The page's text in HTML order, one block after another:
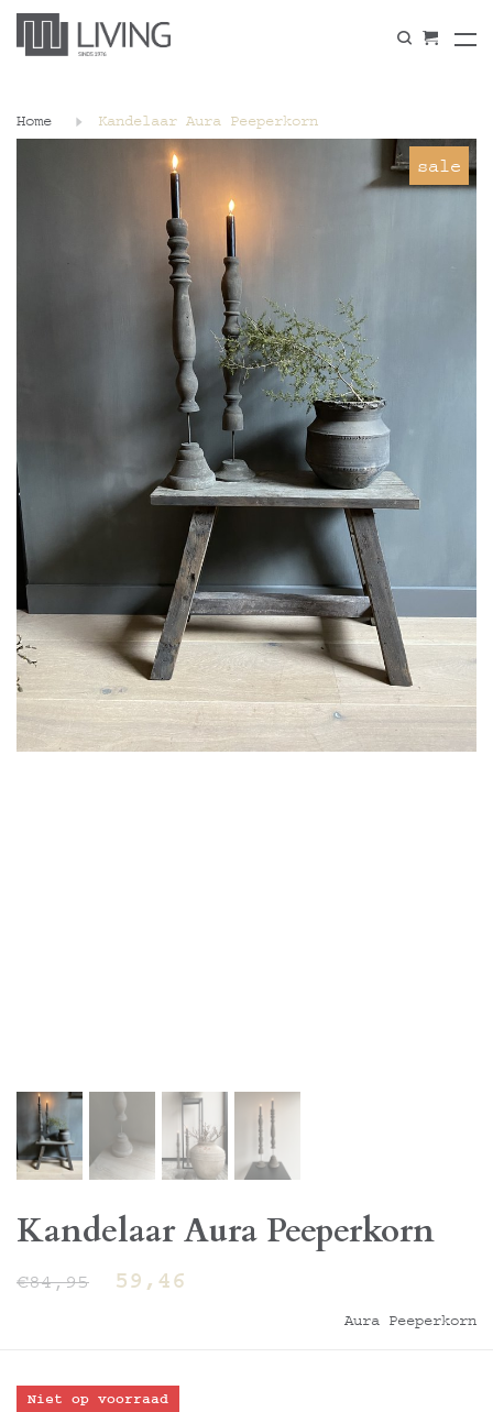
Home Kandelaar Aura Peeperkorn
sale
Kandelaar Aura Peeperkorn
€84,95 59,46
Aura Peeperkorn
Niet op voorraad